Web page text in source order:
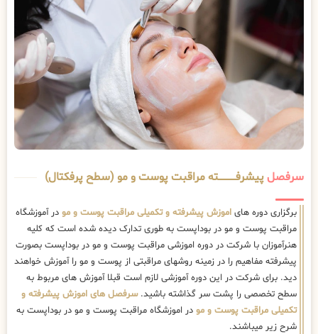
سرفصلپیشرفــــــــــــته مراقبت پوست و مو (سطح پرفکتال)
برگزاری دوره های اموزش پیشرفته و تکمیلی مراقبت پوست و مو در آموزشگاه
مراقبت پوست و مو در بوداپست به طوری تدارک دیده شده است که کلیه
هنرآموزان با شرکت در دوره اموزشی مراقبت پوست و مو در بوداپست بصورت
پیشرفته مفاهیم را در زمینه روشهای مراقبتی از پوست و مو را آموزش خواهند
دید. برای شرکت در این دوره آموزشی لازم است قبلا آموزش های مربوط به
سطح تخصصی را پشت سر گذاشته باشید.سرفصل های اموزش پیشرفته و
تکمیلی مراقبت پوست و مو در اموزشگاه مراقبت پوست و مو در بوداپست به
شرح زیر میباشند.